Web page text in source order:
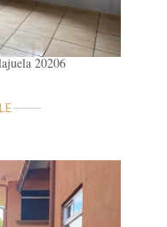
20206